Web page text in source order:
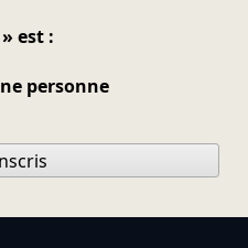
est :
personne